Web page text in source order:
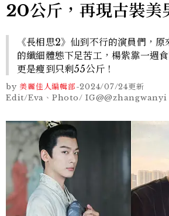
20公斤，再現古裝美
《長相思2》仙到不行的演員們，
的纖細體態下足苦工，楊紫靠一週
更是瘦到只剩55公斤！
by 美麗佳人編輯部-2024/07/24更新
Edit/Eva、Photo/ IG@@zhangwanyi